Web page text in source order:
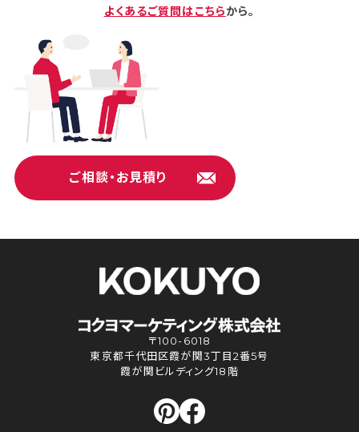
よくあるご質問はこちらから。
ご相談・お見積り
〒100-6018
東京都千代田区霞が関3丁目2番5号
霞が関ビルディング18階